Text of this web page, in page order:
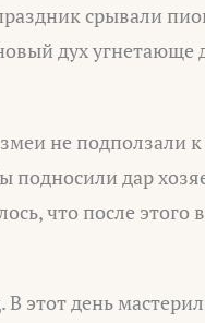
срывали
дух угнетающе
не подползали
подносили дар
что после этого
этот день